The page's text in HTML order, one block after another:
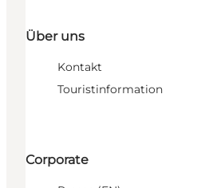
Über uns
Kontakt
Touristinformation
Corporate